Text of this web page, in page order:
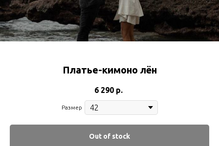
Платье-кимоно лён
6 290 р.
Размер
Out of stock